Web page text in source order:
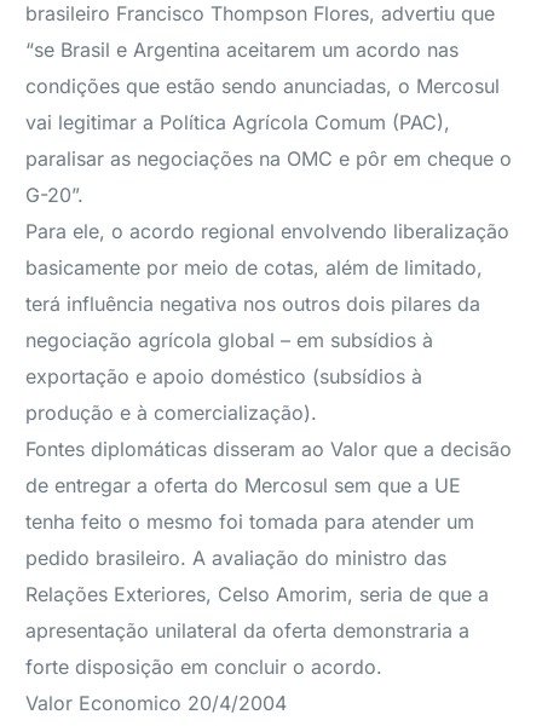
brasileiro Francisco Thompson Flores, advertiu que
“se Brasil e Argentina aceitarem um acordo nas
condições que estão sendo anunciadas, o Mercosul
vai legitimar a Política Agrícola Comum (PAC),
paralisar as negociações na OMC e pôr em cheque o
G-20”.
Para ele, o acordo regional envolvendo liberalização
basicamente por meio de cotas, além de limitado,
terá influência negativa nos outros dois pilares da
negociação agrícola global – em subsídios à
exportação e apoio doméstico (subsídios à
produção e à comercialização).
Fontes diplomáticas disseram ao Valor que a decisão
de entregar a oferta do Mercosul sem que a UE
tenha feito o mesmo foi tomada para atender um
pedido brasileiro. A avaliação do ministro das
Relações Exteriores, Celso Amorim, seria de que a
apresentação unilateral da oferta demonstraria a
forte disposição em concluir o acordo.
Valor Economico 20/4/2004